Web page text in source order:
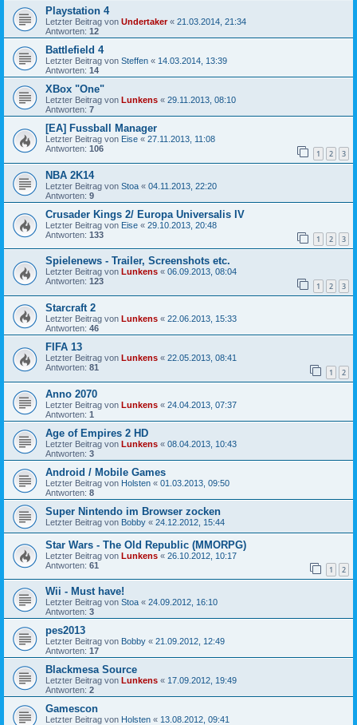
Playstation 4
Letzter Beitrag von Undertaker« 21.03.2014, 21:34
Antworten: 12
Battlefield 4
Letzter Beitrag von Steffen « 14.03.2014, 13:39
Antworten: 14
XBox "One"
Letzter Beitrag von Lunkens « 29.11.2013, 08:10
Antworten: 7
[EA] Fussball Manager
Letzter Beitrag von Eise « 27.11.2013, 11:08
Antworten: 106 1 2 3
NBA 2K14
Letzter Beitrag von Stoa « 04.11.2013, 22:20
Antworten: 9
Crusader Kings 2/ Europa Universalis IV
Letzter Beitrag von Eise « 29.10.2013, 20:48
Antworten: 133 1 2 3
Spielenews - Trailer, Screenshots etc.
Letzter Beitrag von Lunkens « 06.09.2013, 08:04
Antworten: 123 1 2 3
Starcraft 2
Letzter Beitrag von Lunkens « 22.06.2013, 15:33
Antworten: 46
FIFA 13
Letzter Beitrag von Lunkens « 22.05.2013, 08:41
Antworten: 81 1 2
Anno 2070
Letzter Beitrag von Lunkens « 24.04.2013, 07:37
Antworten: 1
Age of Empires 2 HD
Letzter Beitrag von Lunkens « 08.04.2013, 10:43
Antworten: 3
Android / Mobile Games
Letzter Beitrag von Holsten « 01.03.2013, 09:50
Antworten: 8
Super Nintendo im Browser zocken
Letzter Beitrag von Bobby « 24.12.2012, 15:44
Star Wars - The Old Republic (MMORPG)
Letzter Beitrag von Lunkens « 26.10.2012, 10:17
Antworten: 61 1 2
Wii - Must have!
Letzter Beitrag von Stoa « 24.09.2012, 16:10
Antworten: 3
pes2013
Letzter Beitrag von Bobby « 21.09.2012, 12:49
Antworten: 17
Blackmesa Source
Letzter Beitrag von Lunkens « 17.09.2012, 19:49
Antworten: 2
Gamescon
Letzter Beitrag von Holsten « 13.08.2012, 09:41